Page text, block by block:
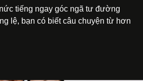
tiếng ngay góc ngã tư đường
lệ, bạn có biết câu chuyện từ hơn